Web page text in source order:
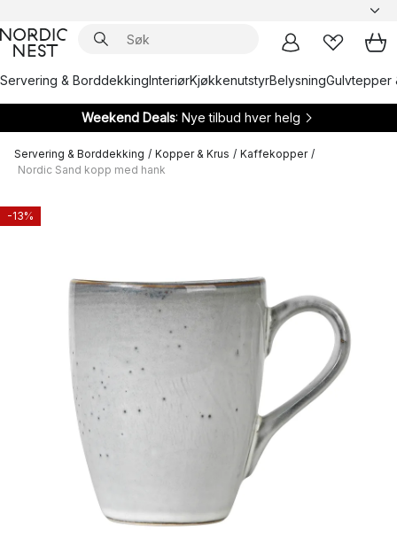
Servering & BorddekkingInteriørKjøkkenutstyrBelysningGulvtepper
Weekend Deals: Nye tilbud hver helg
Servering & Borddekking / Kopper & Krus / Kaffekopper /
Nordic Sand kopp med hank
-13%